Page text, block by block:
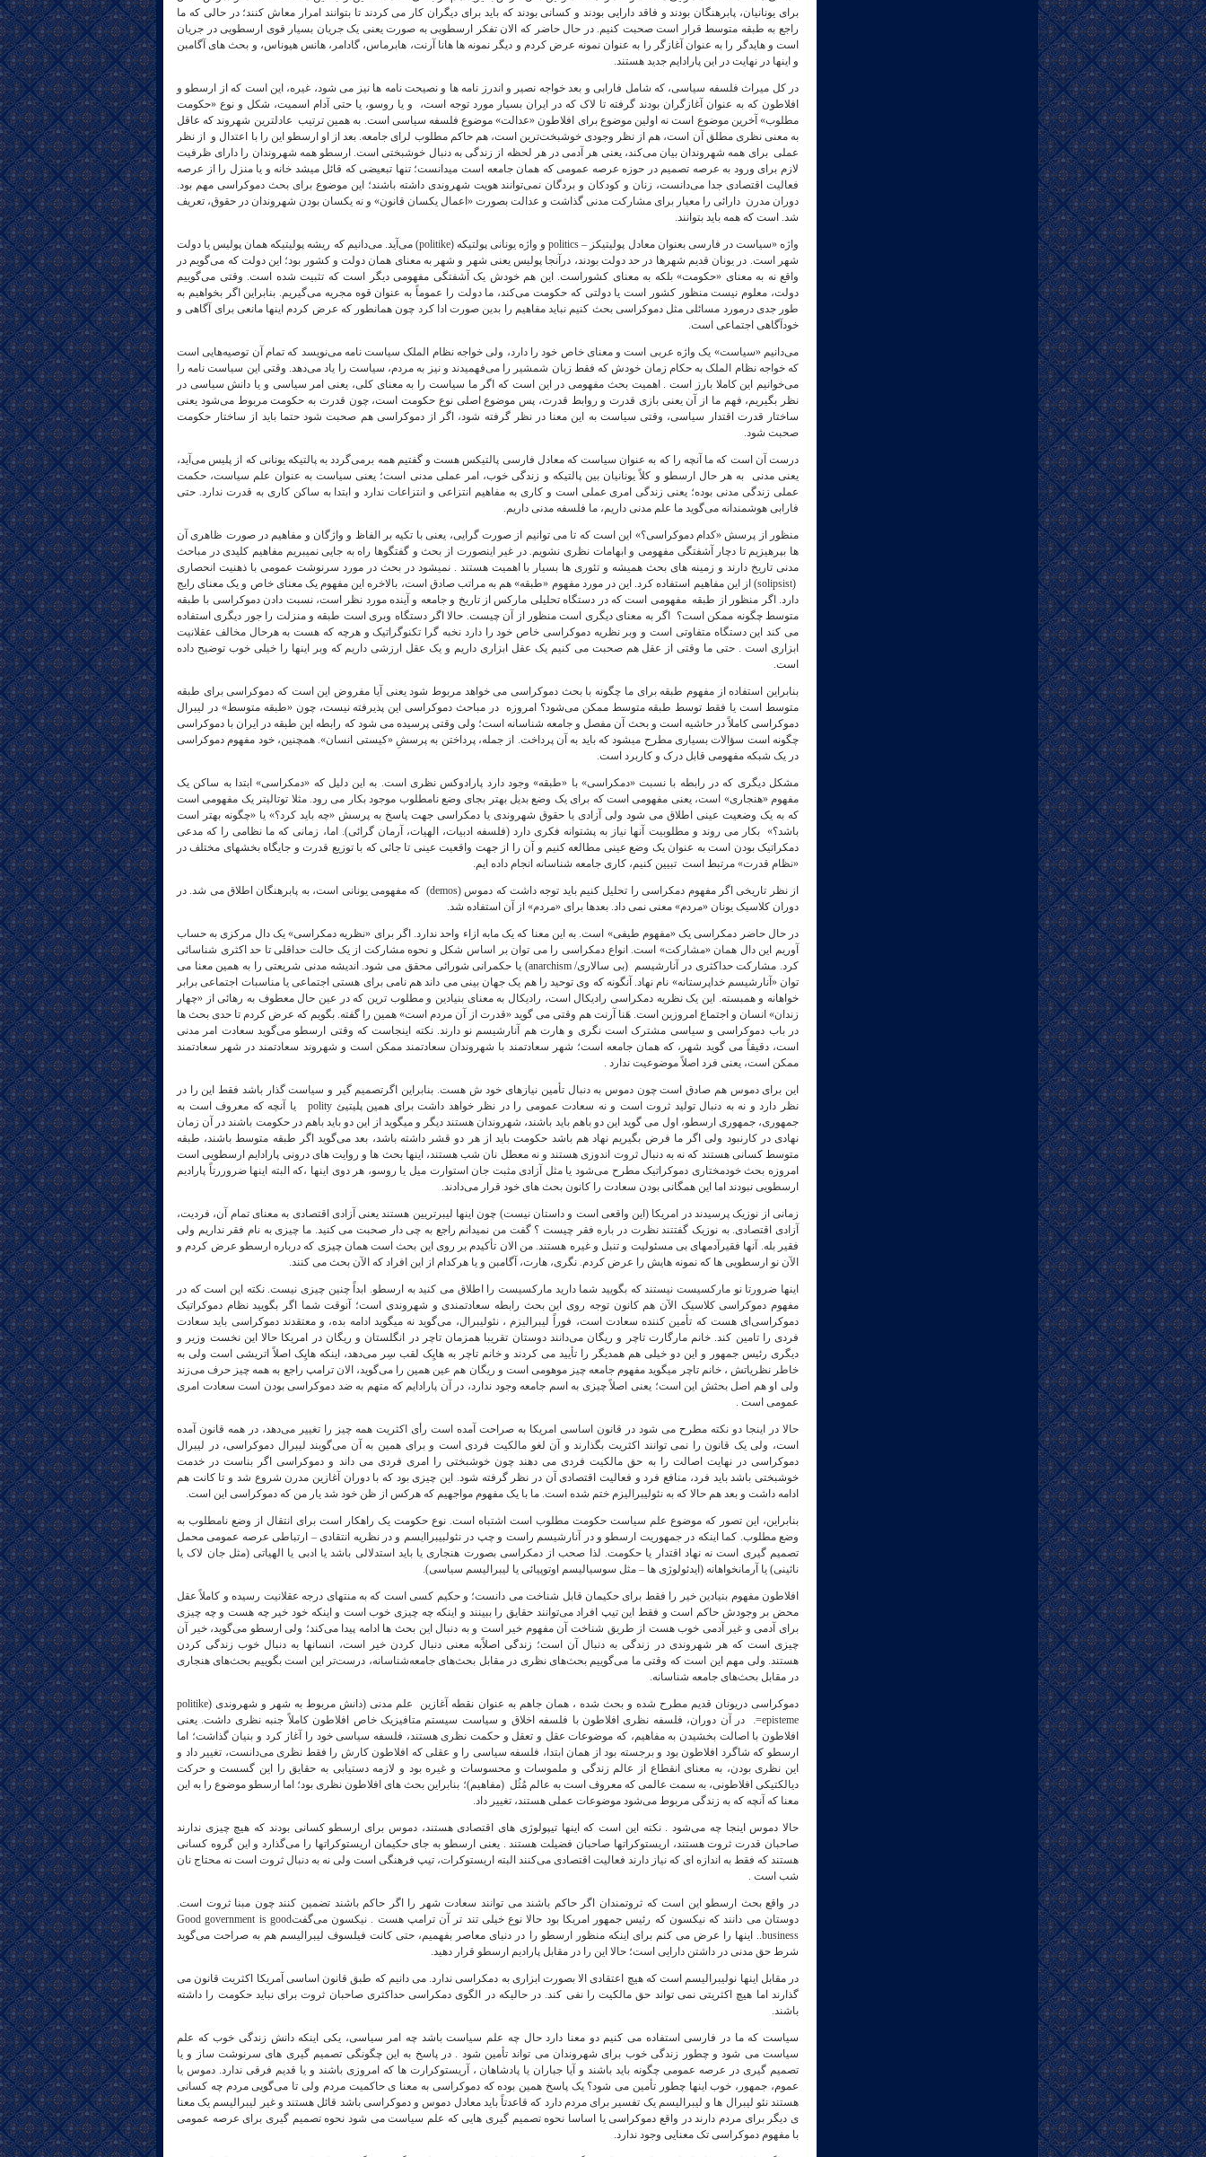
برای یونانیان، پابرهنگان بودند و فاقد دارایی بودند و کسانی بودند که باید برای دیگران کار می‌ کردند تا بتوانند امرار معاش کنند؛ در حالی که ما
راجع به طبقه متوسط قرار است صحبت کنیم. در حال حاضر که الان تفکر ارسطویی به صورت یعنی یک جریان بسیار قوی ارسطویی در جریان
است و هایدگر را به عنوان آغازگر را به عنوان نمونه عرض کردم و دیگر نمونه‌ ها هانا آرنت، هابرماس، گادامر، هانس هیوناس، و بحث‌ های آگامبن
و اینها در نهایت در این پارادایم جدید هستند.
در کل میراث فلسفه سیاسی، که شامل فارابی و بعد خواجه نصیر و اندرز نامه ها و نصیحت نامه ها نیز می شود، غیره، این است که از ارسطو و
افلاطون که به عنوان آغازگران بودند گرفته تا لاک که در ایران بسیار مورد توجه است، و یا روسو، یا حتی آدام اسمیت، شکل و نوع «حکومت
مطلوب» آخرین موضوع است نه اولین موضوع برای افلاطون «عدالت» موضوع فلسفه سیاسی است. به همین ترتیب عادلترین شهروند که عاقل
به معنی نظری مطلق آن است، هم از نظر وجودی خوشبخت‌ترین است، هم حاکم مطلوب لرای جامعه. بعد از او ارسطو این را با اعتدال و از نظر
عملی برای همه شهروندان بیان می‌کند، یعنی هر آدمی در هر لحظه از زندگی به دنبال خوشبختی است. ارسطو همه شهروندان را دارای ظرفیت
لازم برای ورود به عرصه تصمیم در حوزه عرصه عمومی که همان جامعه است می‎دانست؛ تنها تبعیضی که قائل می‎شد خانه و یا منزل را از عرصه
فعالیت اقتصادی جدا می‌دانست، زنان و کودکان و بردگان نمی‌توانند هویت شهروندی داشته باشند؛ این موضوع برای بحث دموکراسی مهم بود.
دوران مدرن دارائی را معیار برای مشارکت مدنی گذاشت و عدالت بصورت «اعمال یکسان قانون» و نه یکسان بودن شهروندان در حقوق، تعریف
شد. است که همه باید بتوانند.
واژه «سیاست در فارسی بعنوان معادل پولیتیکز – politics و واژه یونانی پولتیکه (politike) می‌آید. می‌دانیم که ریشه پولیتیکه همان پولیس یا دولت
شهر است. در یونان قدیم شهرها در حد دولت بودند، درآنجا پولیس یعنی شهر و شهر به معنای همان دولت و کشور بود؛ این دولت که می‌گویم در
واقع نه به معنای «حکومت» بلکه به معنای کشوراست. این هم خودش یک آشفتگی مفهومی دیگر است که تثبیت شده است. وقتی می‌گوییم
دولت، معلوم نیست منظور کشور است یا دولتی که حکومت می‌کند، ما دولت را عموماً به عنوان قوه مجریه می‌گیریم. بنابراین اگر بخواهیم به
طور جدی درمورد مسائلی مثل دموکراسی بحث کنیم نباید مفاهیم را بدین صورت ادا کرد چون همانطور که عرض کردم اینها مانعی برای آگاهی و
خودآگاهی اجتماعی است.
می‌دانیم «سیاست» یک واژه عربی است و معنای خاص خود را دارد، ولی خواجه نظام الملک سیاست نامه می‌نویسد که تمام آن توصیه‌هایی است
که خواجه نظام الملک به حکام زمان خودش که فقط زبان شمشیر را می‌فهمیدند و نیز به مردم، سیاست را یاد می‌دهد. وقتی این سیاست نامه را
می‌خوانیم این کاملا بارز است . اهمیت بحث مفهومی در این است که اگر ما سیاست را به معنای کلی، یعنی امر سیاسی و یا دانش سیاسی در
نظر بگیریم، فهم ما از آن یعنی بازی قدرت و روابط قدرت، پس موضوع اصلی نوع حکومت است، چون قدرت به حکومت مربوط می‌شود یعنی
ساختار قدرت اقتدار سیاسی، وقتی سیاست به این معنا در نظر گرفته شود، اگر از دموکراسی هم صحبت شود حتما باید از ساختار حکومت
صحبت شود.
درست آن است که ما آنچه را که به عنوان سیاست که معادل فارسی پالتیکس هست و گفتیم همه برمی‌گردد به پالتیکه یونانی که از پلیس می‌آید،
یعنی مدنی به هر حال ارسطو و کلاً یونانیان بین پالتیکه و زندگی خوب، امر عملی مدنی است؛ یعنی سیاست به عنوان علم سیاست، حکمت
عملی زندگی مدنی بوده؛ یعنی زندگی امری عملی است و کاری به مفاهیم انتزاعی و انتزاعات ندارد و ابتدا به ساکن کاری به قدرت ندارد. حتی
فارابی هوشمندانه می‌گوید ما علم مدنی داریم، ما فلسفه مدنی داریم.
منظور از پرسش «کدام دموکراسی؟» این است که تا می‎ توانیم از صورت‎ گرایی، یعنی با تکیه بر الفاظ و واژگان و مفاهیم در صورت ظاهری آن
ها بپرهیزیم تا دچار آشفتگی مفهومی و ابهامات نظری نشویم. در غیر اینصورت از بحث و گفتگوها راه به جایی نمی‎بریم مفاهیم کلیدی در مباحث
مدنی تاریخ دارند و زمینه های بحث همیشه و تئوری ها بسیار با اهمیت هستند . نمی‎شود در بحث در مورد سرنوشت عمومی با ذهنیت انحصاری
(solipsist) از این مفاهیم استفاده کرد. این در مورد مفهوم «طبقه» هم به مراتب صادق است، بالاخره این مفهوم یک معنای خاص و یک معنای رایج
دارد. اگر منظور از طبقه مفهومی است که در دستگاه تحلیلی مارکس از تاریخ و جامعه و آینده مورد نظر است، نسبت دادن دموکراسی با طبقه
متوسط چگونه ممکن است؟ اگر به معنای دیگری است منظور از آن چیست. حالا اگر دستگاه وبری است طبقه و منزلت را جور دیگری استفاده
می‌ کند این دستگاه متفاوتی است و وبر نظریه دموکراسی خاص خود را دارد نخبه گرا تکنوگراتیک و هرچه که هست به هرحال مخالف عقلانیت
ابزاری است . حتی ما وقتی از عقل هم صحبت می‌ کنیم یک عقل ابزاری داریم و یک عقل ارزشی داریم که وبر اینها را خیلی خوب توضیح داده
است.
بنابراین استفاده از مفهوم طبقه برای ما چگونه با بحث دموکراسی می‌ خواهد مربوط شود یعنی آیا مفروض این است که دموکراسی برای طبقه
متوسط است یا فقط توسط طبقه متوسط ممکن می‌شود؟ امروزه در مباحث دموکراسی این پذیرفته نیست، چون «طبقه متوسط» در لیبرال
دموکراسی کاملاً در حاشیه است و بحث آن مفصل و جامعه شناسانه است؛ ولی وقتی پرسیده می شود که رابطه این طبقه در ایران با دموکراسی
چگونه است سؤالات بسیاری مطرح می‎شود که باید به آن پرداخت. از جمله، پرداختن به پرسشِ «کیستی انسان». همچنین، خود مفهوم دموکراسی
در یک شبکه مفهومی قابل درک و کاربرد است.
مشکل دیگری که در رابطه با نسبت «دمکراسی» با «طبقه» وجود دارد پارادوکس نظری است. به این دلیل که «دمکراسی» ابتدا به ساکن یک
مفهوم «هنجاری» است، یعنی مفهومی است که برای یک وضع بدیل بهتر بجای وضع نامطلوب موجود بکار می رود. مثلا توتالیتر یک مفهومی است
که به یک وضعیت عینی اطلاق می شود ولی آزادی یا حقوق شهروندی یا دمکراسی جهت پاسخ به پرسش «چه باید کرد؟» یا «چگونه بهتر است
باشد؟» بکار می روند و مطلوبیت آنها نیاز به پشتوانه فکری دارد (فلسفه ادبیات، الهیات، آرمان گرائی). اما، زمانی که ما نظامی را که مدعی
دمکراتیک بودن است به عنوان یک وضع عینی مطالعه کنیم و آن را از جهت واقعیت عینی تا جائی که با توزیع قدرت و جایگاه بخشهای مختلف در
«نظام قدرت» مرتبط است تبیین کنیم، کاری جامعه شناسانه انجام داده ایم.
از نظر تاریخی اگر مفهوم دمکراسی را تحلیل کنیم باید توجه داشت که دموس (demos) که مفهومی یونانی است، به پابرهنگان اطلاق می شد. در
دوران کلاسیک یونان «مردم» معنی نمی داد. بعدها برای «مردم» از آن استفاده شد.
در حال حاضر دمکراسی یک «مفهوم طیفی» است. به این معنا که یک مابه ازاء واحد ندارد. اگر برای «نظریه دمکراسی» یک دال مرکزی به حساب
آوریم این دال همان «مشارکت» است. انواع دمکراسی را می توان بر اساس شکل و نحوه مشارکت از یک حالت حداقلی تا حد اکثری شناسائی
کرد. مشارکت حداکثری در آنارشیسم (بی سالاری/ anarchism) یا حکمرانی شورائی محقق می شود. اندیشه مدنی شریعتی را به همین معنا می
توان «آنارشیسم خداپرستانه» نام نهاد. آنگونه که وی توحید را هم یک جهان بینی می داند هم نامی برای هستی اجتماعی یا مناسبات اجتماعی برابر
خواهانه و همبسته. این یک نظریه دمکراسی رادیکال است، رادیکال به معنای بنیادین و مطلوب ترین که در عین حال معطوف به رهائی از «چهار
زندان» انسان و اجتماع امروزین است. هَنا آرنت هم وقتی می گوید «قدرت از آن مردم است» همین را گفته. بگویم که عرض کردم تا حدی بحث ها
در باب دموکراسی و سیاسی مشترک است نگری و هارت هم آنارشیسم نو دارند. نکته اینجاست که وقتی ارسطو می‌گوید سعادت امر مدنی
است، دقیقاً می‌ گوید شهر، که همان جامعه است؛ شهر سعادتمند با شهروندان سعادتمند ممکن است و شهروند سعادتمند در شهر سعادتمند
ممکن است، یعنی فرد اصلاً موضوعیت ندارد .
این برای دموس هم صادق است چون دموس به دنبال تأمین نیازهای خود ش هست. بنابراین اگرتصمیم گیر و سیاست گذار باشد فقط این را در
نظر دارد و نه به دنبال تولید ثروت است و نه سعادت عمومی را در نظر خواهد داشت برای همین پلیتیئ polity یا آنچه که معروف است به
جمهوری، جمهوری ارسطو، اول می‌ گوید این دو باهم باید باشند، شهروندان هستند دیگر و می‎گوید از این دو باید باهم در حکومت باشند در آن زمان
نهادی در کارنبود ولی اگر ما فرض بگیریم نهاد هم باشد حکومت باید از هر دو قشر داشته باشد، بعد می‌گوید اگر طبقه متوسط باشند، طبقه
متوسط کسانی هستند که نه به دنبال ثروت اندوزی هستند و نه معطل نان شب هستند، اینها بحث‌ ها و روایت های درونی پارادایم ارسطویی است
امروزه بحث خودمختاری دموکراتیک مطرح می‌شود یا مثل آزادی مثبت جان استوارت میل یا روسو، هر دوی اینها ،که البته اینها ضروررتاً پارادیم
ارسطویی نبودند اما این همگانی بودن سعادت را کانون بحث‎ های خود قرار می‌دادند.
زمانی از نوزیک پرسیدند در امریکا (این واقعی است و داستان نیست) چون اینها لیبرتریین هستند یعنی آزادی اقتصادی به معنای تمام آن، فردیت،
آزادی اقتصادی. به نوزیک گفتتند نظرت در باره فقر چیست ؟ گفت من نمی‎دانم راجع به چی دار صحبت می‌ کنید. ما چیزی به نام فقر نداریم ولی
فقیر بله. آنها فقیرآدمهای بی مسئولیت و تنبل و غیره هستند. من الان تأکیدم بر روی این بحث است همان چیزی که درباره ارسطو عرض کردم و
الآن نو ارسطویی‌ ها که نمونه هایش را عرض کردم. نگری، هارت، آگامبن و یا هرکدام از این افراد که الآن بحث می‌ کنند.
اینها ضرورتا نو مارکسیست نیستند که بگویید شما دارید مارکسیست را اطلاق می‌ کنید به ارسطو. ابداً چنین چیزی نیست. نکته این است که در
مفهوم دموکراسی کلاسیک الآن هم کانون توجه روی این بحث رابطه سعادتمندی و شهروندی است؛ آنوقت شما اگر بگویید نظام دموکراتیک
دموکراسی‌ای هست که تأمین کننده سعادت است، فوراً لیبرالیزم ، نئولیبرال، می‌گوید نه میگوید ادامه بده، و معتقدند دموکراسی باید سعادت
فردی را تامین کند. خانم مارگارت تاچر و ریگان می‌دانند دوستان تقریبا همزمان تاچر در انگلستان و ریگان در امریکا حالا این نخست وزیر و
دیگری رئیس جمهور و این دو خیلی هم همدیگر را تأیید می‌ کردند و خانم تاچر به هایِک لقب سِر می‌دهد، اینکه هایِک اصلاً اتریشی است ولی به
خاطر نظریاتش ، خانم تاچر می‎گوید مفهوم جامعه چیز موهومی است و ریگان هم عین همین را می‌گوید، الان ترامپ راجع به همه چیز حرف می‌زند
ولی او هم اصل بحثش این است؛ یعنی اصلاً چیزی به اسم جامعه وجود ندارد، در آن پارادایم که متهم به ضد دموکراسی بودن است سعادت امری
عمومی است .
حالا در اینجا دو نکته مطرح می‌ شود در قانون اساسی امریکا به صراحت آمده است رأی اکثریت همه چیز را تغییر می‌دهد، در همه قانون آمده
است، ولی یک قانون را نمی‎ توانند اکثریت بگذارند و آن لغو مالکیت فردی است و برای همین به آن می‌گویند لیبرال دموکراسی، در لیبرال
دموکراسی در نهایت اصالت را به حق مالکیت فردی می‌ دهند چون خوشبختی را امری فردی می‌ داند و دموکراسی اگر بناست در خدمت
خوشبختی باشد باید فرد، منافع فرد و فعالیت اقتصادی آن در نظر گرفته شود. این چیزی بود که با دوران آغازین مدرن شروع شد و تا کانت هم
ادامه داشت و بعد هم حالا که به نئولیبرالیزم ختم شده است. ما با یک مفهوم مواجهیم که هرکس از ظن خود شد یار من که دموکراسی این است.
بنابراین، این تصور که موضوع علم سیاست حکومت مطلوب است اشتباه است. نوع حکومت یک راهکار است برای انتقال از وضع نامطلوب به
وضع مطلوب. کما اینکه در جمهوریت ارسطو و در آنارشیسم راست و چپ در نئولبیبراایسم و در نظریه انتقادی – ارتباطی عرصه عمومی محمل
تصمیم گیری است نه نهاد اقتدار یا حکومت. لذا صحب از دمکراسی بصورت هنجاری یا باید استدلالی باشد یا ادبی یا الهیاتی (مثل جان لاک یا
نائینی) یا آرمانخواهانه (ایدئولوژی ها – مثل سوسیالیسم اوتوپیائی یا لیبرالیسم سیاسی).
افلاطون مفهوم بنیادین خیر را فقط برای حکیمان قابل شناخت می دانست؛ و حکیم کسی است که به منتهای درجه عقلانیت رسیده و کاملاً عقل
محض بر وجودش حاکم است و فقط این تیپ افراد می‌توانند حقایق را ببینند و اینکه چه چیزی خوب است و اینکه خود خیر چه هست و چه چیزی
برای آدمی و غیر آدمی خوب هست از طریق شناخت آن مفهوم خیر است و به دنبال این بحث ها ادامه پیدا می‌کند؛ ولی ارسطو می‌گوید، خیر آن
چیزی است که هر شهروندی در زندگی به دنبال آن است؛ زندگی اصلاًبه معنی دنبال کردن خیر است، انسانها به دنبال خوب زندگی کردن
هستند. ولی مهم این است که وقتی ما می‌گوییم بحث‌های نظری در مقابل بحث‌های جامعه‌شناسانه، درست‌تر این است بگوییم بحث‌های هنجاری
در مقابل بحث‌های جامعه شناسانه.
دموکراسی دریونان قدیم مطرح شده و بحث شده ، همان جاهم به عنوان نقطه آغازین علم مدنی (دانش مربوط به شهر و شهروندی (politike
episteme=. در آن دوران، فلسفه نظری افلاطون با فلسفه اخلاق و سیاست سیستم متافیزیک خاص افلاطون کاملاً جنبه نظری داشت. یعنی
افلاطون با اصالت بخشیدن به مفاهیم، که موضوعات عقل و تعقل و حکمت نظری هستند، فلسفه سیاسی خود را آغاز کرد و بنیان گذاشت؛ اما
ارسطو که شاگرد افلاطون بود و برجسته بود از همان ابتدا، فلسفه سیاسی را و عقلی که افلاطون کارش را فقط نظری می‌دانست، تغییر داد و
این نظری بودن، به معنای انقطاع از عالم زندگی و ملموسات و محسوسات و غیره بود و لازمه دستیابی به حقایق را این گسست و حرکت
دیالکتیکی افلاطونی، به سمت عالمی که معروف است به عالم مُثُل (مفاهیم)؛ بنابراین بحث های افلاطون نظری بود؛ اما ارسطو موضوع را به این
معنا که آنچه که به زندگی مربوط می‌شود موضوعات عملی هستند، تغییر داد.
حالا دموس اینجا چه می‌شود . نکته این است که اینها تیپولوژی‌ های اقتصادی هستند، دموس برای ارسطو کسانی بودند که هیچ چیزی ندارند
صاحبان قدرت ثروت هستند، اریستوکراتها صاحبان فضیلت هستند . یعنی ارسطو به جای حکیمان اریستوکراتها را می‌گذارد و این گروه کسانی
هستند که فقط به اندازه‌ ای که نیاز دارند فعالیت اقتصادی می‌کنند البته اریستوکرات، تیپ فرهنگی است ولی نه به دنبال ثروت است نه محتاج نان
شب است .
در واقع بحث ارسطو این است که ثروتمندان اگر حاکم باشند می‌ توانند سعادت شهر را اگر حاکم باشند تضمین کنند چون مبنا ثروت است.
دوستان می‌ دانند که نیکسون که رئیس جمهور امریکا بود حالا نوع خیلی تند تر آن ترامپ هست . نیکسون می‌گفتGood government is good
business.. اینها را عرض می‌ کنم برای اینکه منظور ارسطو را در دنیای معاصر بفهمیم، حتی کانت فیلسوف لیبرالیسم هم به صراحت می‌گوید
شرط حق مدنی در داشتن دارایی است؛ حالا این را در مقابل پارادیم ارسطو قرار دهید.
در مقابل اینها نولیبرالیسم است که هیچ اعتقادی الا بصورت ابزاری به دمکراسی ندارد. می دانیم که طبق قانون اساسی آمریکا اکثریت قانون می
گذارند اما هیچ اکثریتی نمی تواند حق مالکیت را نفی کند. در حالیکه در الگوی دمکراسی حداکثری صاحبان ثروت برای نباید حکومت را داشته
باشند.
سیاست که ما در فارسی استفاده می‌ کنیم دو معنا دارد حال چه علم سیاست باشد چه امر سیاسی، یکی اینکه دانش زندگی خوب که علم
سیاست می‌ شود و چطور زندگی خوب برای شهروندان می‌ تواند تأمین شود . در پاسخ به این چگونگی تصمیم‌ گیری‌ های سرنوشت ساز و یا
تصمیم‌ گیری در عرصه عمومی چگونه باید باشند و آیا جباران یا پادشاهان ، آریستوکرارت ها که امروزی باشند و یا قدیم فرقی ندارد. دموس یا
عموم، جمهور، خوب اینها چطور تأمین می شود؟ یک پاسخ همین بوده که دموکراسی به معنا ی حاکمیت مردم ولی تا می‌گویی مردم چه کسانی
هستند نئو لیبرال ها و لیبرالیسم یک تفسیر برای مردم دارد که قاعدتاً باید معادل دموس و دموکراسی باشد قائل هستند و غیر لیبرالیسم یک معنا
ی دیگر برای مردم دارند در واقع دموکراسی یا اساسا نحوه تصمیم‌ گیری‌ هایی که علم سیاست می شود نحوه تصمیم گیری برای عرصه عمومی
با مفهوم دموکراسی تک معنایی وجود ندارد.